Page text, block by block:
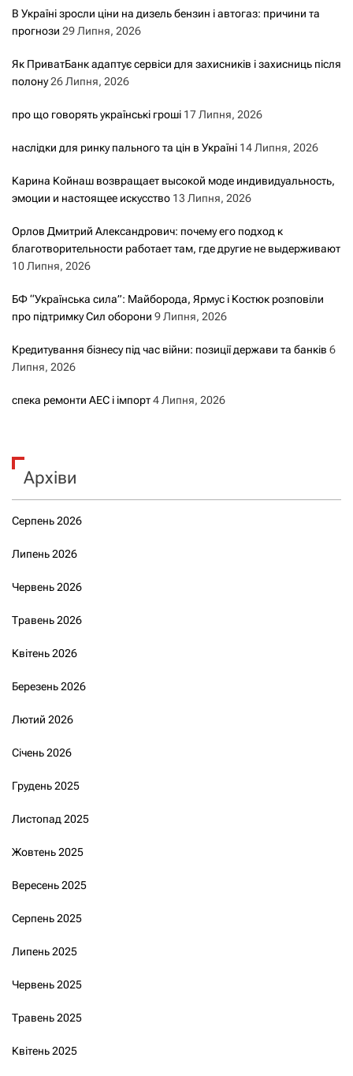
В Україні зросли ціни на дизель бензин і автогаз: причини та
прогнози 29 Липня, 2026
Як ПриватБанк адаптує сервіси для захисників і захисниць після
полону26 Липня, 2026
про що говорять українські гроші 17 Липня, 2026
наслідки для ринку пального та цін в Україні 14 Липня, 2026
Карина Койнаш возвращает высокой моде индивидуальность,
эмоции и настоящее искусство 13 Липня, 2026
Орлов Дмитрий Александрович: почему его подход к
благотворительности работает там, где другие не выдерживают
10 Липня, 2026
БФ “Українська сила”: Майборода, Ярмус і Костюк розповіли
про підтримку Сил оборони 9 Липня, 2026
Кредитування бізнесу під час війни: позиції держави та банків 6
Липня, 2026
спека ремонти АЕС і імпорт4 Липня, 2026
Архіви
Серпень 2026
Липень 2026
Червень 2026
Травень 2026
Квітень 2026
Березень 2026
Лютий 2026
Січень 2026
Грудень 2025
Листопад 2025
Жовтень 2025
Вересень 2025
Серпень 2025
Липень 2025
Червень 2025
Травень 2025
Квітень 2025